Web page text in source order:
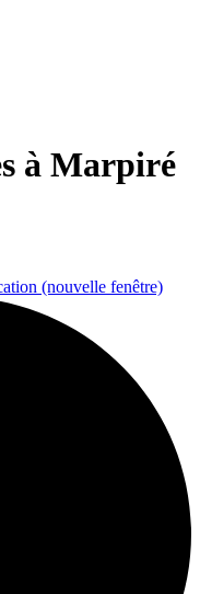
à Marpiré
(nouvelle fenêtre)